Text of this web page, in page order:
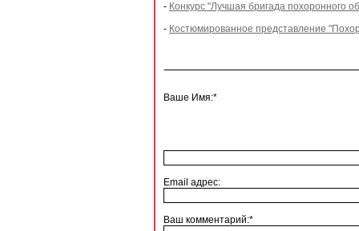
- Конкурс "Лучшая бригада похоронного
- Костюмированное представление
Ваше Имя:*
Email адрес:
Ваш комментарий:*